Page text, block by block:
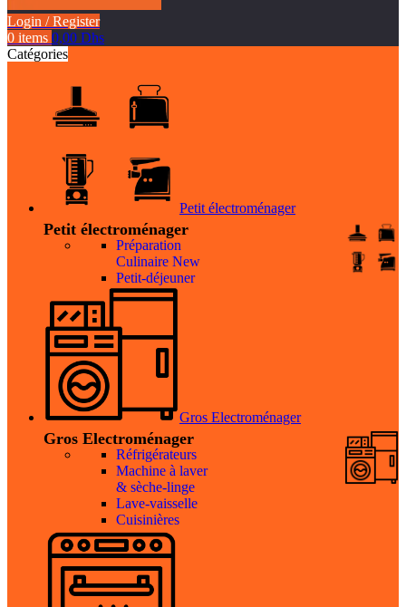
Login / Register
0 items 0,00 Dhs
Catégories
Petit électroménager
Petit électroménager
Préparation
Culinaire New
Petit-déjeuner
Gros Electroménager
Gros Electroménager
Réfrigérateurs
Machine à laver
& sèche-linge
Lave-vaisselle
Cuisinières